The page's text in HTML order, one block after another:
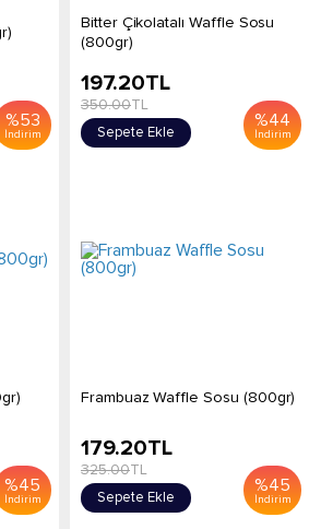
%53
İndirim
Bitter Çikolatalı Waffle Sosu
(800gr)
%44
İndirim
197.20TL
350.00TL
Sepete Ekle
%45
İndirim
Frambuaz Waffle Sosu (800gr)
%45
İndirim
179.20TL
325.00TL
Sepete Ekle